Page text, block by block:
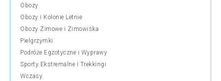
Obozy
Obozy i Kolonie Letnie
Obozy Zimowe i Zimowiska
Pielgrzymki
Podróże Egzotyczne i Wyprawy
Sporty Ekstremalne i Trekkingi
Wczasy